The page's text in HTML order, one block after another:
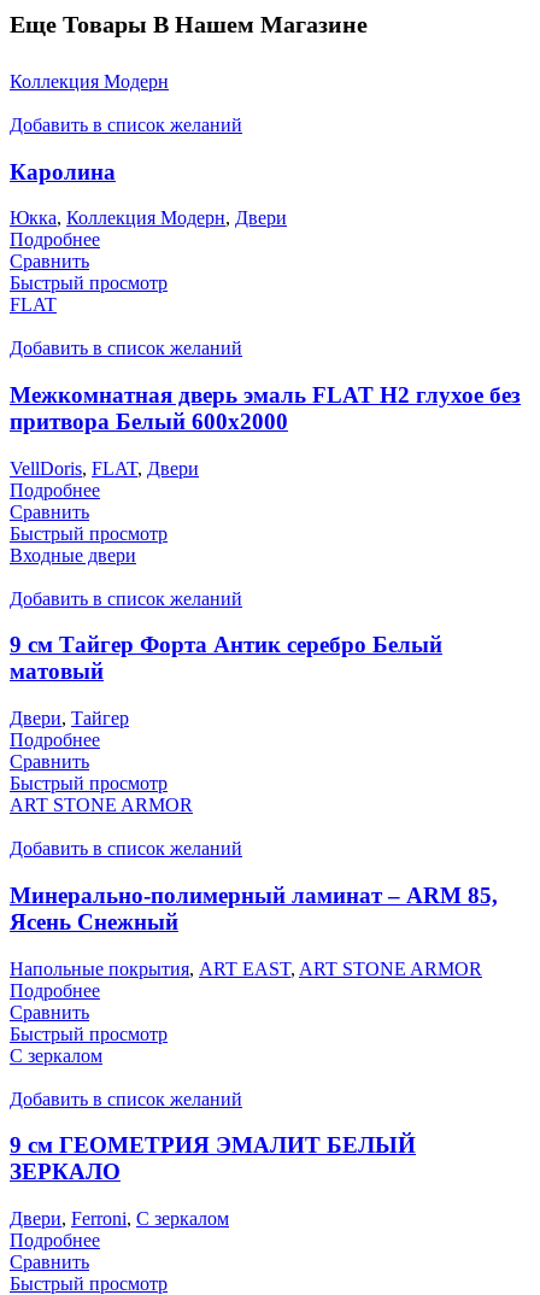
Еще Товары В Нашем Магазине
Коллекция Модерн
Добавить в список желаний
Каролина
Юкка, Коллекция Модерн, Двери
Подробнее
Сравнить
Быстрый просмотр
FLAT
Добавить в список желаний
Межкомнатная дверь эмаль FLAT H2 глухое без
притвора Белый 600х2000
VellDoris, FLAT, Двери
Подробнее
Сравнить
Быстрый просмотр
Входные двери
Добавить в список желаний
9 см Тайгер Форта Антик серебро Белый
матовый
Двери, Тайгер
Подробнее
Сравнить
Быстрый просмотр
ART STONE ARMOR
Добавить в список желаний
Минерально-полимерный ламинат – ARM 85,
Ясень Снежный
Напольные покрытия, ART EAST, ART STONE ARMOR
Подробнее
Сравнить
Быстрый просмотр
С зеркалом
Добавить в список желаний
9 см ГЕОМЕТРИЯ ЭМАЛИТ БЕЛЫЙ
ЗЕРКАЛО
Двери, Ferroni, С зеркалом
Подробнее
Сравнить
Быстрый просмотр